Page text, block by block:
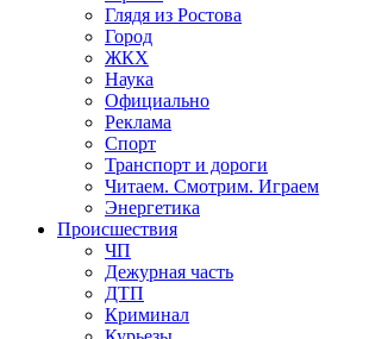
Глядя из Ростова
Город
ЖКХ
Наука
Официально
Реклама
Спорт
Транспорт и дороги
Читаем. Смотрим. Играем
Энергетика
Происшествия
ЧП
Дежурная часть
ДТП
Криминал